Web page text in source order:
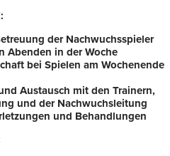
der Nachwuchsspieler
Abenden in der Woche
bei Spielen am Wochenende
Austausch mit den Trainern,
und der Nachwuchsleitung
und Behandlungen